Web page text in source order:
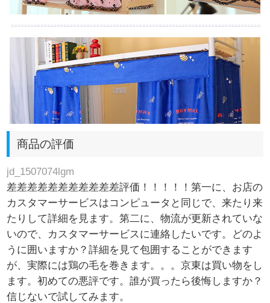
商品の評価
jd_1507074lgm
差差差差差差差差差差差評価！！！！！第一に、お店の
カスタマーサービスはコンピュータと同じで、来たり来
たりして詳細を見ます。第二に、物流が更新されていな
いので、カスタマーサービスに連絡したいです。どのよ
うに囲いますか？詳細を見て包囲することができます
が、実際には鶏の毛を巻きます。。。京東は買い物をし
ます。初めての悪評です。誰が買ったら後悔しますか？
信じないで試してみます。